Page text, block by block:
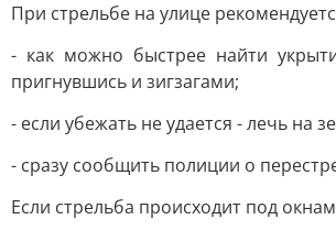
При стрельбе на улице
- как можно быстрее найти
пригнувшись и зигзагами;
- если убежать не удается - лечь на
- сразу сообщить полиции о
Если стрельба происходит под